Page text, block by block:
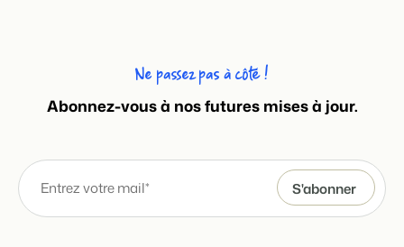
Ne passez pas à côté !
Abonnez-vous à nos futures mises à jour.